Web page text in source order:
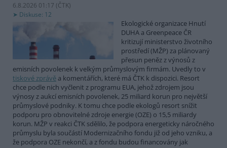
6.8.2026 01:17 (ČTK)
Diskuse: 12
Ekologické organizace Hnutí
DUHA a Greenpeace ČR
kritizují ministerstvo životního
prostředí (MŽP) za plánovaný
přesun peněz z výnosů z
emisních povolenek k velkým průmyslovým firmám. Uvedly to v
tiskové zprávě a komentářích, které má ČTK k dispozici. Resort
chce podle nich vyčlenit z programu EUA, jehož zdrojem jsou
výnosy z aukcí emisních povolenek, 25 miliard korun pro největší
průmyslové podniky. K tomu chce podle ekologů resort snížit
podporu pro obnovitelné zdroje energie (OZE) o 15,5 miliardy
korun. MŽP v reakci ČTK sdělilo, že podpora energeticky náročného
průmyslu byla součástí Modernizačního fondu již od jeho vzniku, a
že podpora OZE nekončí, a z fondu budou financovány jak